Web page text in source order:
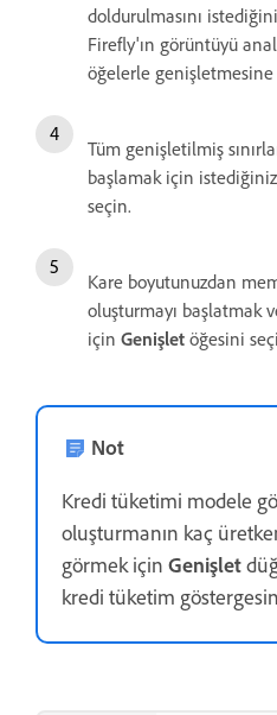
doldurulmasını
Firefly'ın görüntüyü
öğelerle genişletmesine
Tüm genişletilmiş
başlamak için
seçin.
Kare boyutunuzdan
oluşturmayı başlatmak
için Genişlet öğesini
Not
Kredi tüketimi modele
oluşturmanın kaç
görmek için Genişlet
kredi tüketim